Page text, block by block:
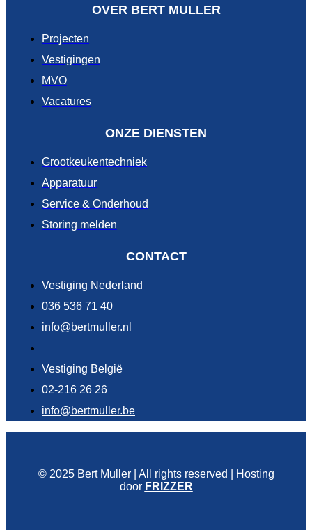
OVER BERT MULLER
Projecten
Vestigingen
MVO
Vacatures
ONZE DIENSTEN
Grootkeukentechniek
Apparatuur
Service & Onderhoud
Storing melden
CONTACT
Vestiging Nederland
036 536 71 40
info@bertmuller.nl
Vestiging België
02-216 26 26
info@bertmuller.be
© 2025 Bert Muller | All rights reserved | Hosting
door FRIZZER